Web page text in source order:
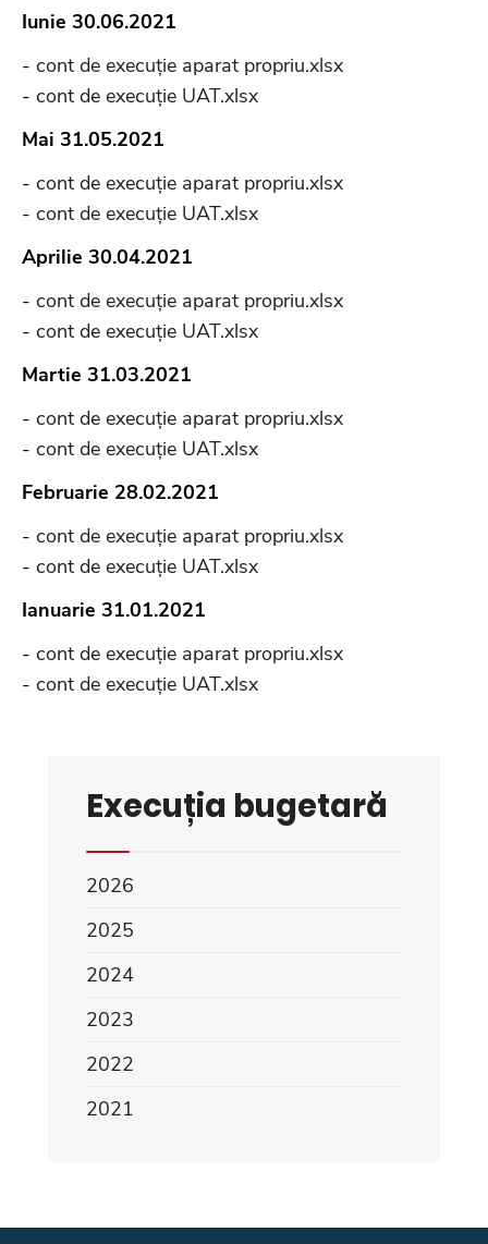
Iunie 30.06.2021
- cont de execuție aparat propriu.xlsx
- cont de execuție UAT.xlsx
Mai 31.05.2021
- cont de execuție aparat propriu.xlsx
- cont de execuție UAT.xlsx
Aprilie 30.04.2021
- cont de execuție aparat propriu.xlsx
- cont de execuție UAT.xlsx
Martie 31.03.2021
- cont de execuție aparat propriu.xlsx
- cont de execuție UAT.xlsx
Februarie 28.02.2021
- cont de execuție aparat propriu.xlsx
- cont de execuție UAT.xlsx
Ianuarie 31.01.2021
- cont de execuție aparat propriu.xlsx
- cont de execuție UAT.xlsx
Execuția bugetară
2026
2025
2024
2023
2022
2021